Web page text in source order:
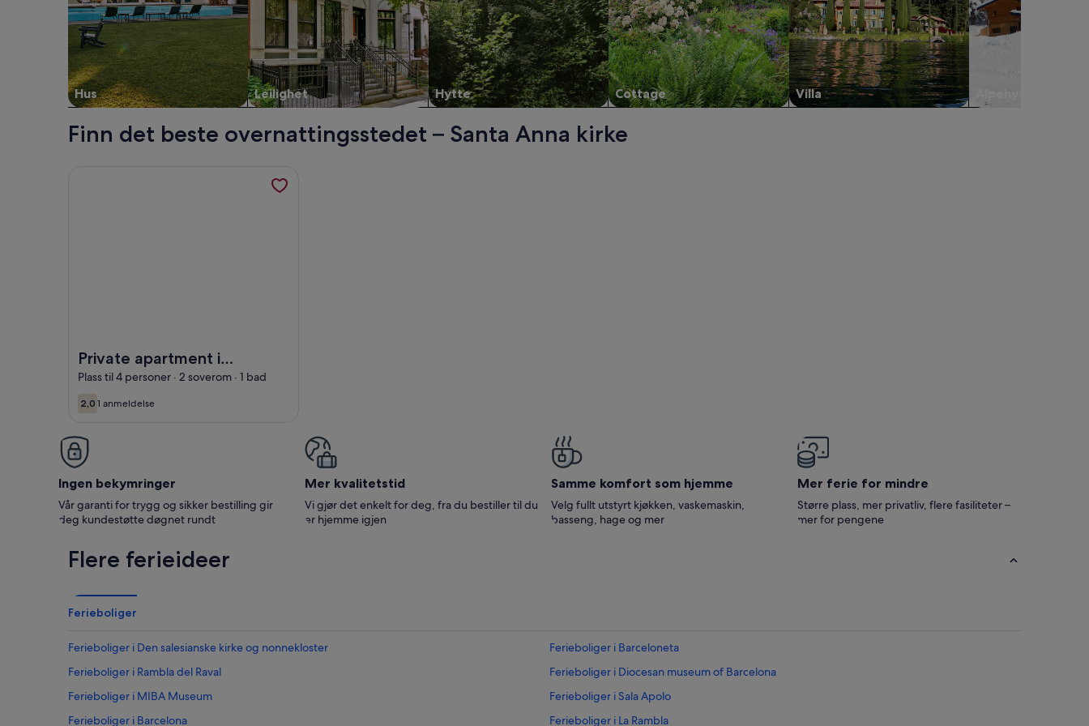
Hus Leilighet Hytte Cottage Villa
Finn det beste overnattingsstedet – Santa Anna kirke
Private apartment in
Boquerias.
Plass til 4 personer · 2 soverom · 1 bad
2,02,0 av 10
1 anmeldelse
(1
Ingen bekymringer
Vår garanti for trygg og sikker bestilling gir
deg kundestøtte døgnet rundt
Mer kvalitetstid
Vi gjør det enkelt for deg, fra du bestiller til du
er hjemme igjen
Samme komfort som hjemme
Velg fullt utstyrt kjøkken, vaskemaskin,
basseng, hage og mer
Mer ferie for mindre
Større plass, mer privatliv, flere fasiliteter –
mer for pengene
Flere ferieideer
Ferieboliger
Ferieboliger i Den salesianske kirke og nonnekloster
Ferieboliger i Barceloneta
Ferieboliger i Rambla del Raval
Ferieboliger i Diocesan museum of Barcelona
Ferieboliger i MIBA Museum
Ferieboliger i Sala Apolo
Ferieboliger i Barcelona
Ferieboliger i La Rambla